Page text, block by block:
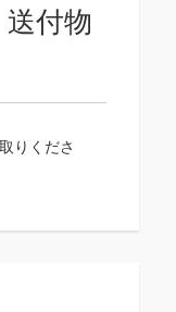
付物
りくださ